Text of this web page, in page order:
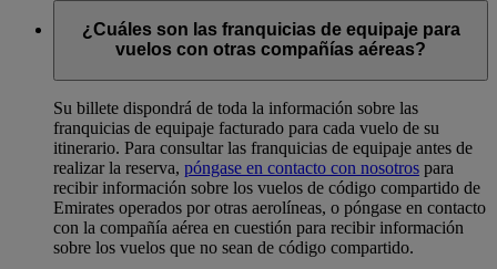
¿Cuáles son las franquicias de equipaje para
vuelos con otras compañías aéreas?
Su billete dispondrá de toda la información sobre las
franquicias de equipaje facturado para cada vuelo de su
itinerario. Para consultar las franquicias de equipaje antes de
realizar la reserva, póngase en contacto con nosotros para
recibir información sobre los vuelos de código compartido de
Emirates operados por otras aerolíneas, o póngase en contacto
con la compañía aérea en cuestión para recibir información
sobre los vuelos que no sean de código compartido.